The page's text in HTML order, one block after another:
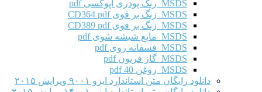
MSDS رنگ پودری اپوکسی pdf
MSDS زنگ بر قوی CD364 pdf
MSDS زنگ بر قوی CD389 pdf
MSDS مایع شیشه شوی pdf
MSDS فسفاته روی pdf
MSDS گاز فریون pdf
MSDS روغن 40 pdf
دانلود رایگان متن استاندارد ایزو ۹۰۰۱ ویرایش ۲۰۱۵